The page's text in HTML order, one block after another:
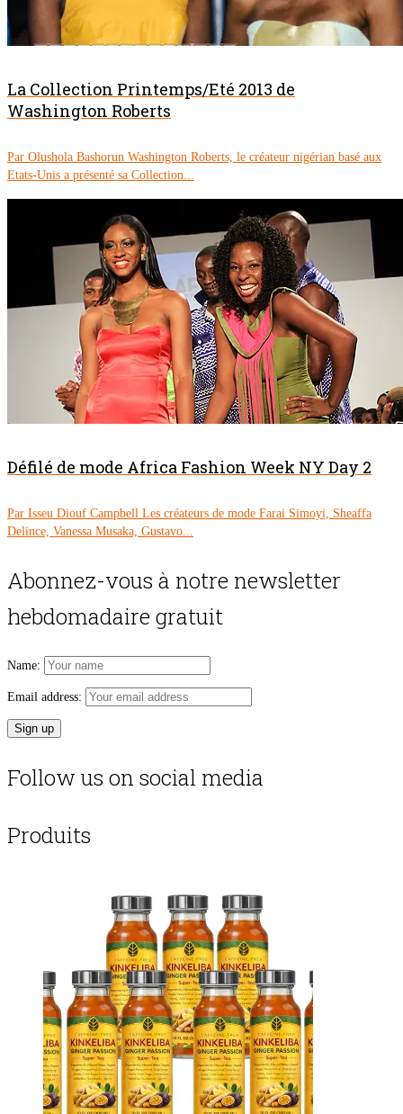
La Collection Printemps/Eté 2013 de
Washington Roberts
Par Olushola Bashorun Washington Roberts, le créateur nigérian basé aux
Etats-Unis a présenté sa Collection...
Défilé de mode Africa Fashion Week NY Day 2
Par Isseu Diouf Campbell Les créateurs de mode Farai Simoyi, Sheaffa
Delince, Vanessa Musaka, Gustavo...
Abonnez-vous à notre newsletter
hebdomadaire gratuit
Name:
Email address:
Follow us on social media
Produits